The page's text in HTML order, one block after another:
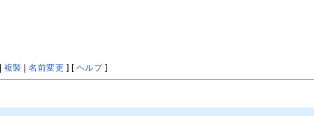
複製 |名前変更 ] [ ヘルプ]